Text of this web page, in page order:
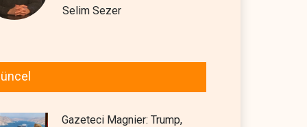
Selim Sezer
Gazeteci Magnier: Trump,